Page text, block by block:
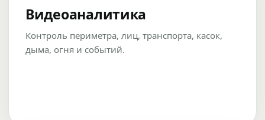
Видеоаналитика
Контроль периметра, лиц, транспорта, касок,
дыма, огня и событий.